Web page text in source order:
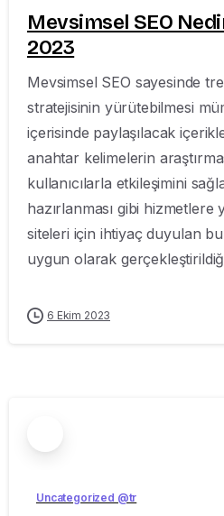
Mevsimsel SEO Nedir
2023
Mevsimsel SEO sayesinde
stratejisinin yürütebilmesi
içerisinde paylaşılacak
anahtar kelimelerin
kullanıcılarla etkileşimini
hazırlanması gibi
siteleri için ihtiyaç duyulan
uygun olarak
6 Ekim 2023
Uncategorized @tr